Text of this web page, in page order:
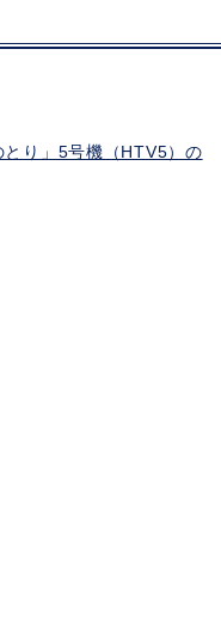
り」5号機（HTV5）の